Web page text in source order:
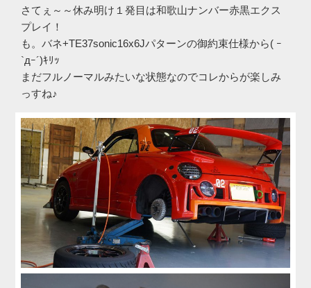
さてぇ～～休み明け１発目は和歌山ナンバー赤黒エクス
プレイ！
も。バネ+TE37sonic16x6Jパターンの御約束仕様から( ｰ
`дｰ´)ｷﾘｯ
まだフルノーマルみたいな状態なのでコレからが楽しみ
っすね♪